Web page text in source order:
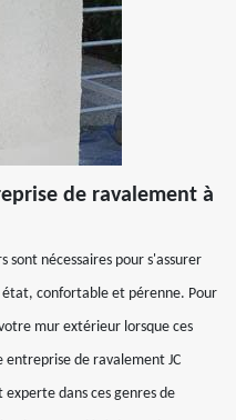
de ravalement à
nécessaires pour s'assurer
confortable et pérenne. Pour
mur extérieur lorsque ces
de ravalement JC
dans ces genres de